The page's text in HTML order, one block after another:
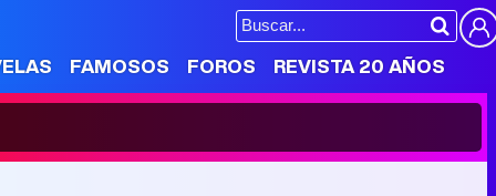
FAMOSOS FOROS REVISTA 20 AÑOS